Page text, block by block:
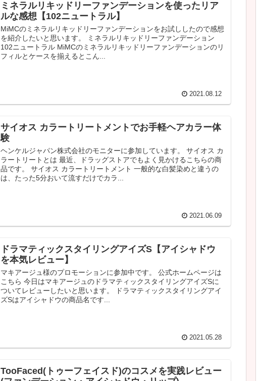
ミネラルリキッドリーファンデーションを使ったリア
ルな感想【102ニュートラル】
MiMCのミネラルリキッドリーファンデーションをお試ししたので感想
を紹介したいと思います。 ミネラルリキッドリーファンデーション
102ニュートラル MiMCのミネラルリキッドリーファンデーションのリ
フィルとケースを揃えるとこん...
2021.08.12
サイオス カラートリートメントでお手軽ヘアカラー体
験
ヘンケルジャパン株式会社のモニターに参加しています。 サイオス カ
ラートリートとは 最近、ドラッグストアでもよく見かけるこちらの商
品です。 サイオス カラートリートメント 一般的な白髪染めと違うの
は、たった5分おいて流すだけでカラ...
2021.06.09
ドラマティックスタイリングアイズS【アイシャドウ
を本気レビュー】
マキアージュ様のプロモーションに参加中です。 公式ホームページは
こちら 今日はマキアージュのドラマティックスタイリングアイズSに
ついてレビューしたいと思います。 ドラマティックスタイリングアイ
ズSはアイシャドウの商品名です...
2021.05.28
TooFaced(トゥーフェイスド)のコスメを実践レビュー